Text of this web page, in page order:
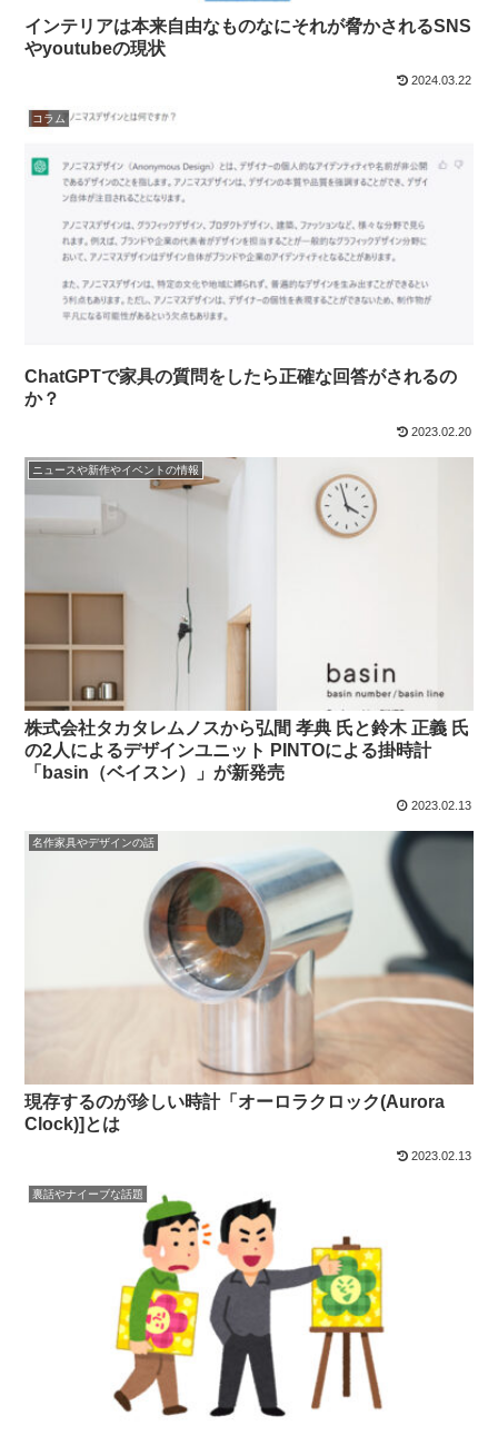
インテリアは本来自由なものなにそれが脅かされるSNS
やyoutubeの現状
2024.03.22
コラム
ChatGPTで家具の質問をしたら正確な回答がされるの
か？
2023.02.20
ニュースや新作やイベントの情報
株式会社タカタレムノスから弘間 孝典 氏と鈴木 正義 氏
の2人によるデザインユニット PINTOによる掛時計
「basin（ベイスン）」が新発売
2023.02.13
名作家具やデザインの話
現存するのが珍しい時計「オーロラクロック(Aurora
Clock)]とは
2023.02.13
裏話やナイーブな話題